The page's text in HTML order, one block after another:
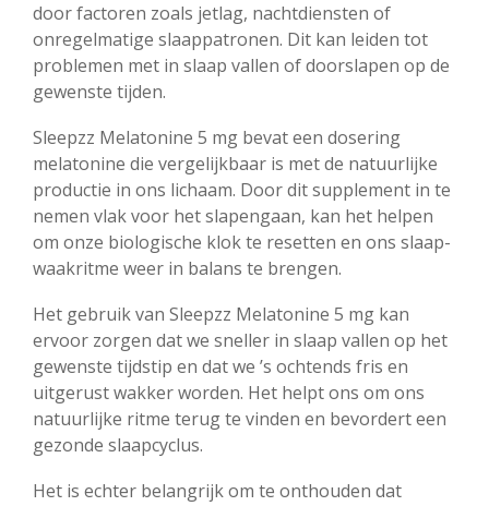
door factoren zoals jetlag, nachtdiensten of
onregelmatige slaappatronen. Dit kan leiden tot
problemen met in slaap vallen of doorslapen op de
gewenste tijden.
Sleepzz Melatonine 5 mg bevat een dosering
melatonine die vergelijkbaar is met de natuurlijke
productie in ons lichaam. Door dit supplement in te
nemen vlak voor het slapengaan, kan het helpen
om onze biologische klok te resetten en ons slaap-
waakritme weer in balans te brengen.
Het gebruik van Sleepzz Melatonine 5 mg kan
ervoor zorgen dat we sneller in slaap vallen op het
gewenste tijdstip en dat we ’s ochtends fris en
uitgerust wakker worden. Het helpt ons om ons
natuurlijke ritme terug te vinden en bevordert een
gezonde slaapcyclus.
Het is echter belangrijk om te onthouden dat